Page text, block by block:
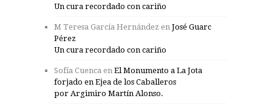
Un cura recordado con cariño
M Teresa García Hernández en José Guarc
Pérez
Un cura recordado con cariño
Sofía Cuenca en El Monumento a La Jota
forjado en Ejea de los Caballeros
por Argimiro Martín Alonso.